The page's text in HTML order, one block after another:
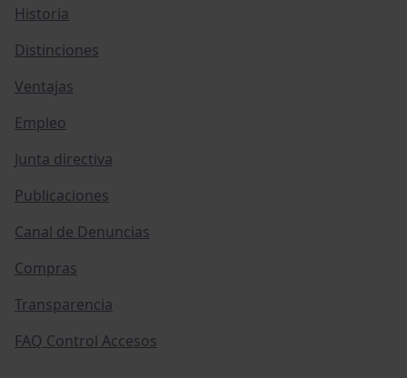
Historia
Distinciones
Ventajas
Empleo
Junta directiva
Publicaciones
Canal de Denuncias
Compras
Transparencia
FAQ Control Accesos